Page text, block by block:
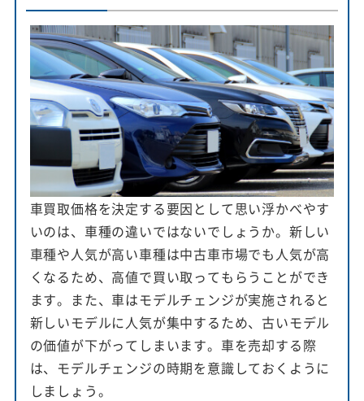
車買取価格を決定する要因として思い浮かべやす
いのは、車種の違いではないでしょうか。新しい
車種や人気が高い車種は中古車市場でも人気が高
くなるため、高値で買い取ってもらうことができ
ます。また、車はモデルチェンジが実施されると
新しいモデルに人気が集中するため、古いモデル
の価値が下がってしまいます。車を売却する際
は、モデルチェンジの時期を意識しておくように
しましょう。